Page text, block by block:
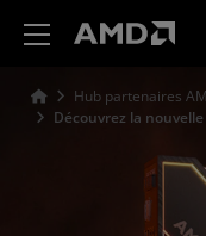
Hub partenaires
Découvrez la